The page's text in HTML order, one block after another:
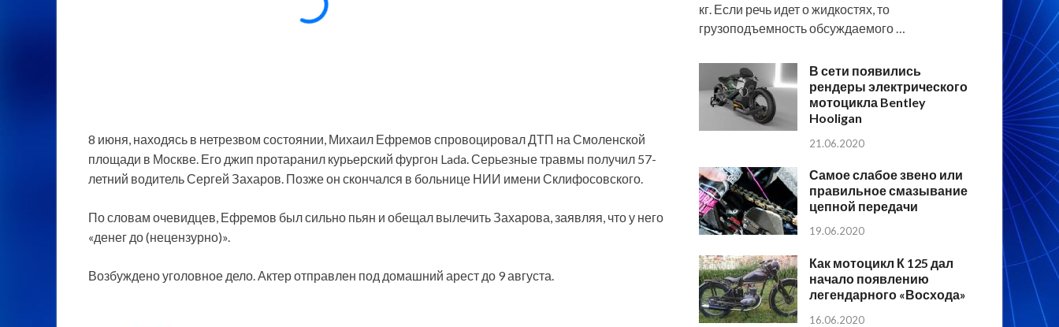
8 июня, находясь в нетрезвом состоянии, Михаил Ефремов спровоцировал ДТП на Смоленской
площади в Москве. Его джип протаранил курьерский фургон Lada. Серьезные травмы получил 57-
летний водитель Сергей Захаров. Позже он скончался в больнице НИИ имени Склифосовского.
По словам очевидцев, Ефремов был сильно пьян и обещал вылечить Захарова, заявляя, что у него
«денег до (нецензурно)».
Возбуждено уголовное дело. Актер отправлен под домашний арест до 9 августа.
кг. Если речь идет о жидкостях, то
грузоподъемность обсуждаемого …
В сети появились
рендеры электрического
мотоцикла Bentley
Hooligan
21.06.2020
Самое слабое звено или
правильное смазывание
цепной передачи
19.06.2020
Как мотоцикл К 125 дал
начало появлению
легендарного «Восхода»
16.06.2020